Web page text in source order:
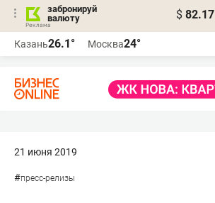
забронируй
валюту
$ 82.17
Казань26.1° Москва24°
21 июня 2019
#пресс-релизы